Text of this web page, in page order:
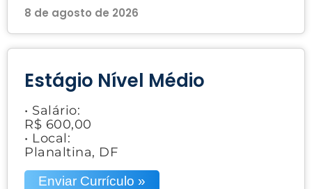
8 de agosto de 2026
Estágio Nível Médio
• Salário:
R$ 600,00
• Local:
Planaltina, DF
Enviar Currículo »